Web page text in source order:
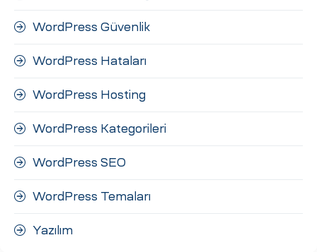
WordPress Güvenlik
WordPress Hataları
WordPress Hosting
WordPress Kategorileri
WordPress SEO
WordPress Temaları
Yazılım